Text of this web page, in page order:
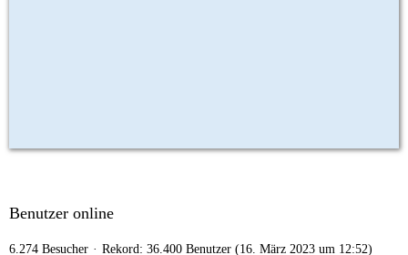
Benutzer online
6.274 Besucher Rekord: 36.400 Benutzer (16. März 2023 um 12:52)